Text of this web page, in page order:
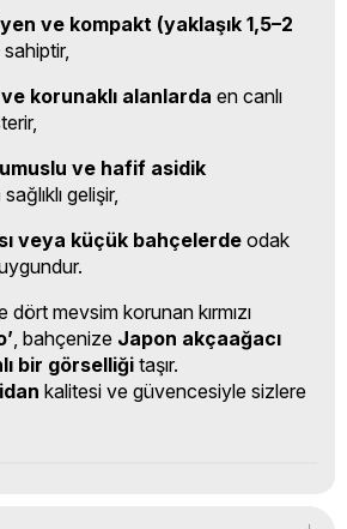
ve kompakt (yaklaşık 1,5–2
ve korunaklı alanlarda en canlı
ve hafif asidik
sağlıklı gelişir,
veya küçük bahçelerde odak
dört mevsim korunan kırmızı
, bahçenize Japon akçaağacı
bir görselliği taşır.
kalitesi ve güvencesiyle sizlere